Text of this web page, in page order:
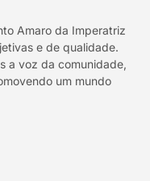
Amaro da Imperatriz
e de qualidade.
a voz da comunidade,
um mundo